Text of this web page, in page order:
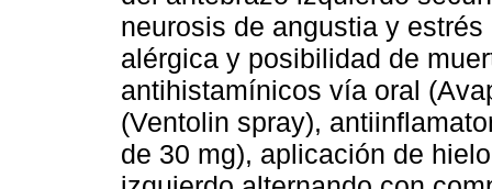
neurosis de angustia y
alérgica y posibilidad de
antihistamínicos vía oral
(Ventolin spray),
de 30 mg), aplicación de